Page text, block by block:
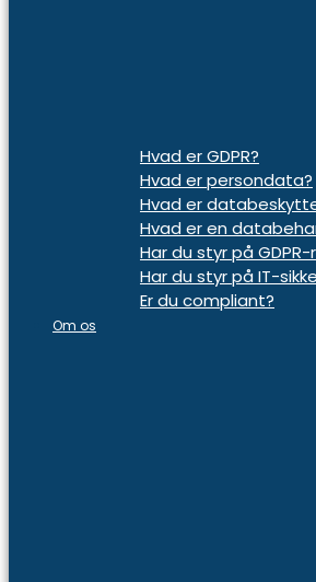
Hvad er GDPR?
Hvad er persondata?
Hvad er
Hvad er en
Har du styr på
Har du styr på IT-
Er du compliant?
Om os